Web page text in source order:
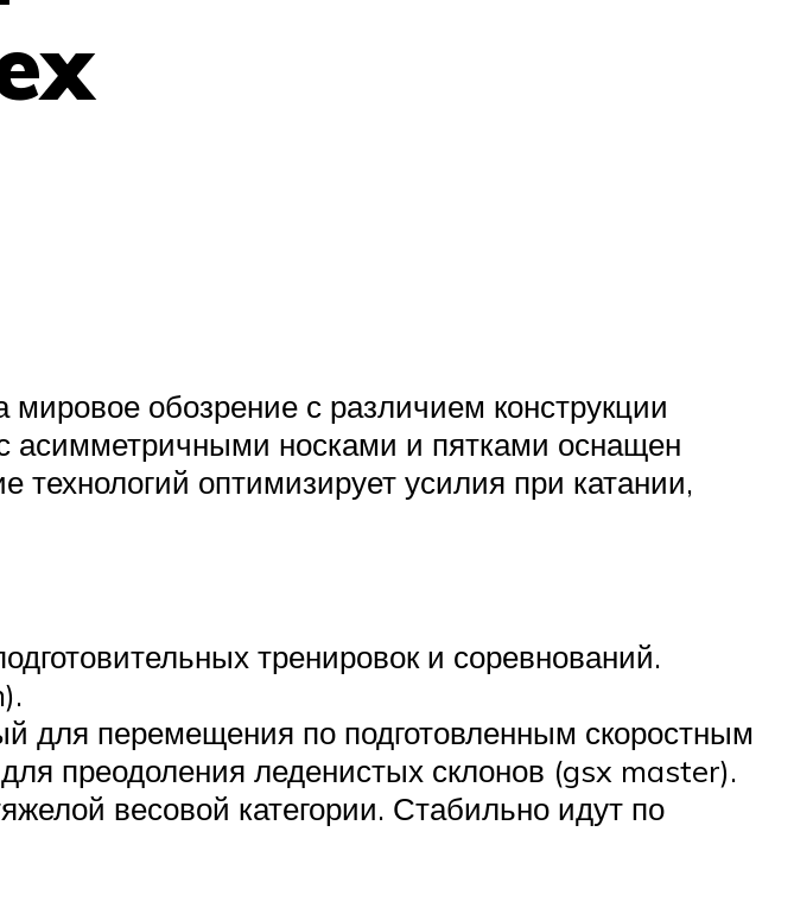
обозрение с различием конструкции
асимметричными носками и пятками оснащен
технологий оптимизирует усилия при катании,
тренировок и соревнований.
для перемещения по подготовленным скоростным
преодоления леденистых склонов (gsx master).
весовой категории. Стабильно идут по